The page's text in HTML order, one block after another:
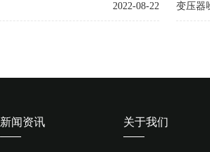
2022-08-22 变压器
新闻资讯 关于我们